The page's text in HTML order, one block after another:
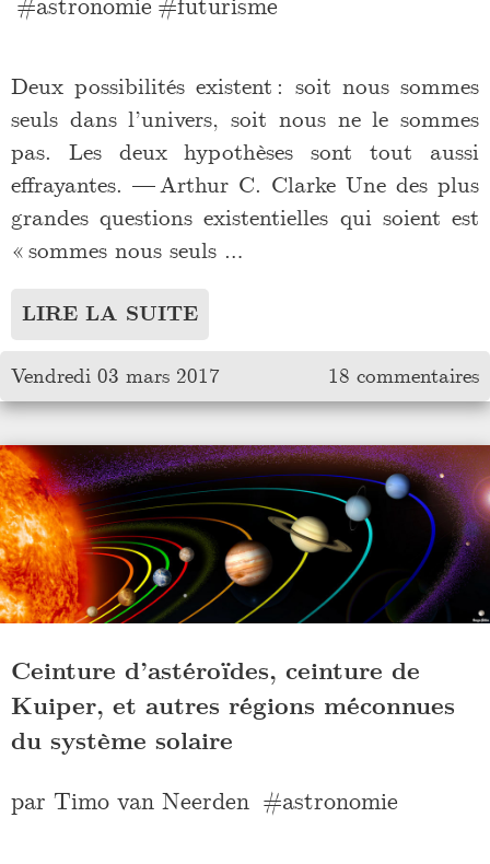
astronomie
futurisme
Deux possibilités existent : soit nous sommes
seuls dans l’univers, soit nous ne le sommes
pas. Les deux hypothèses sont tout aussi
effrayantes. — Arthur C. Clarke Une des plus
grandes questions existentielles qui soient est
« sommes nous seuls …
LIRE LA SUITE
Vendredi 03 mars 2017 18 commentaires
Ceinture d’astéroïdes, ceinture de
Kuiper, et autres régions méconnues
du système solaire
par Timo van Neerden astronomie